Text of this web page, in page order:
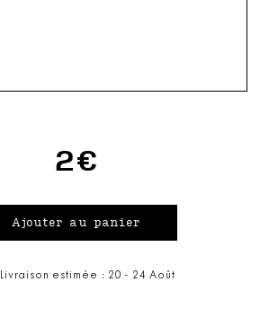
2€
Livraison estimée : 20 - 24 Août